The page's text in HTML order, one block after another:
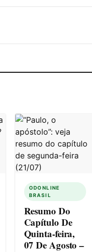
ODONLINE
BRASIL
Resumo Do
Capítulo De
Quinta-feira,
07 De Agosto –